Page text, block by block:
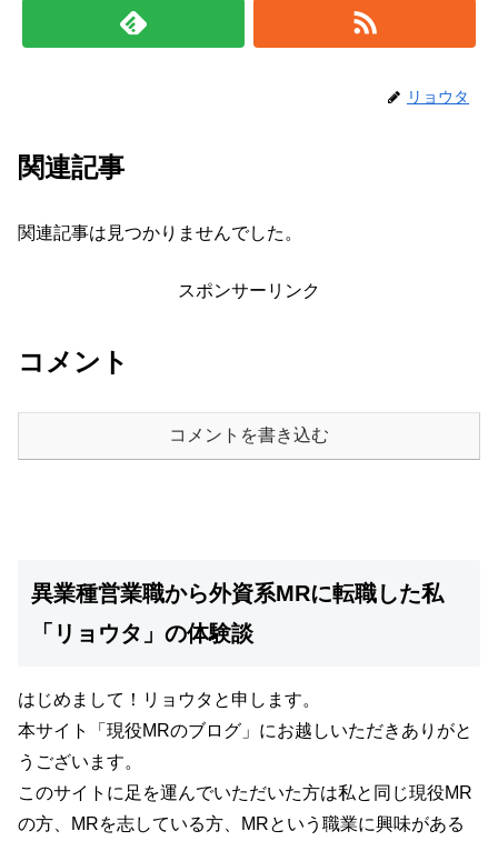
リョウタ
関連記事
関連記事は見つかりませんでした。
スポンサーリンク
コメント
コメントを書き込む
異業種営業職から外資系MRに転職した私
「リョウタ」の体験談
はじめまして！リョウタと申します。
本サイト
「現役MRのブログ」 にお越しいただきありがと
うございます。
このサイトに足を運んでいただいた方は私と同じ現役MR
の方、MRを志している方、MRという職業に興味がある